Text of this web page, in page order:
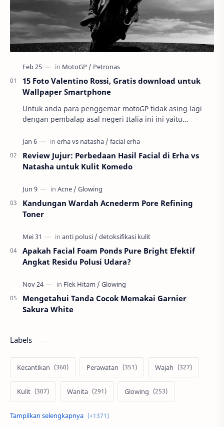
15 Foto Valentino Rossi, Gratis download untuk
Wallpaper Smartphone
Untuk anda para penggemar motoGP tidak asing lagi
dengan pembalap asal negeri Italia ini ini yaitu
Review Jujur: Perbedaan Hasil Facial di Erha vs
Natasha untuk Kulit Komedo
Kandungan Wardah Acnederm Pore Refining
Toner
Apakah Facial Foam Ponds Pure Bright Efektif
Angkat Residu Polusi Udara?
Mengetahui Tanda Cocok Memakai Garnier
Sakura White
Labels
Kecantikan Perawatan Wajah
Kulit Wanita Glowing
Skin Care Pria